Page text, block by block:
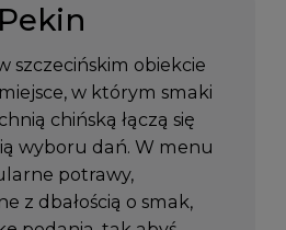
szczecińskim obiekcie
w którym smaki
chińską łączą się
wyboru dań. W menu
potrawy,
z dbałością o smak,